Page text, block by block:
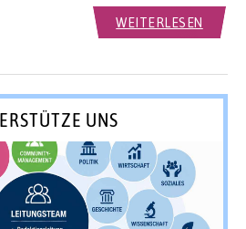
WEITERLESEN
UNS